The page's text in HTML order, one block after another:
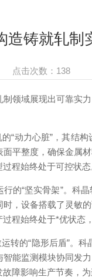
造铸就轧制
点击次数：138
域展现出可靠实力
动力心脏”，其结构
平整度，确保金属
程始终处于可控状态
“坚实骨架”。科晶
，设备搭载了灵敏
程始终处于*优状态
的“隐形后盾”。科
能监测模块协同发
障影响生产节奏，为